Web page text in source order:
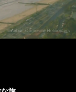
©Airbus Corporate Helicopters